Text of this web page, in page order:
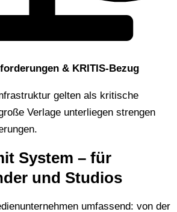
& KRITIS-Bezug
gelten als kritische
Verlage unterliegen strengen
System – für
und Studios
umfassend: von der